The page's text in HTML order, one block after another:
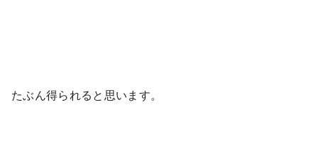
たぶん得られると思います。